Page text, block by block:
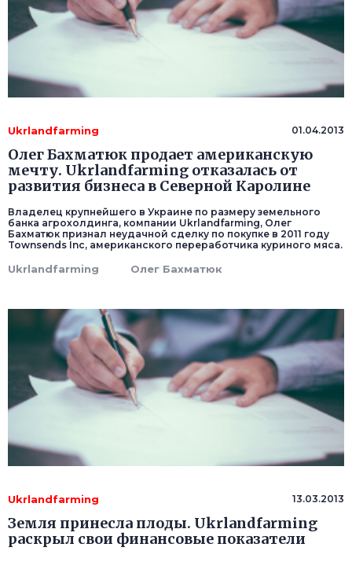
Ukrlandfarming 01.04.2013
Олег Бахматюк продает американскую
мечту. Ukrlandfarming отказалась от
развития бизнеса в Северной Каролине
Владелец крупнейшего в Украине по размеру земельного
банка агрохолдинга, компании Ukrlandfarming, Олег
Бахматюк признал неудачной сделку по покупке в 2011 году
Townsends Inc, американского переработчика куриного мяса.
Ukrlandfarming Олег Бахматюк
Ukrlandfarming 13.03.2013
Земля принесла плоды. Ukrlandfarming
раскрыл свои финансовые показатели